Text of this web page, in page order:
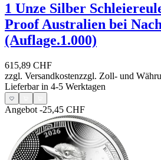
1 Unze Silber
Proof Australien bei
(Auflage.1.000)
615,89 CHF
zzgl. Versandkostenzzgl. Zoll- und
Lieferbar in 4-5 Werktagen
Angebot -25,45 CHF